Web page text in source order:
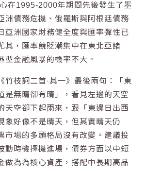
在1995-2000年期間先後發生了墨
洲債務危機、俄羅斯與阿根廷債務
亞洲國家財務健全度與匯率彈性已
其，匯率競貶潮集中在東北亞諸
型金融風暴的機率不大。
竹枝詞二首·其一》最後兩句：「東
是無晴卻有晴」，看見左邊的天空
天空卻下起雨來，跟「東邊日出西
象好像不是晴天，但其實晴天仍
市場的多頭格局沒有改變。建議投
動時機擇機進場，債券方面以中短
做為為核心資產，搭配中長期高品